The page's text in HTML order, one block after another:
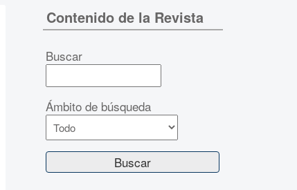
Contenido de la Revista
Buscar
Ámbito de búsqueda